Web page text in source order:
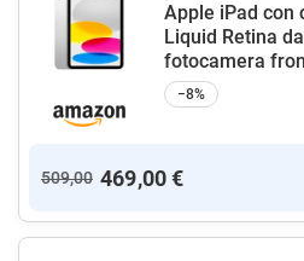
Apple iPad con
Liquid Retina
fotocamera
−8%
509,00 469,00 €